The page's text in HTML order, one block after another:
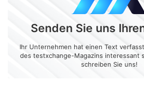
Senden Sie uns
Ihr Unternehmen hat einen Text
des testxchange-Magazins interessant
schreiben Sie uns!